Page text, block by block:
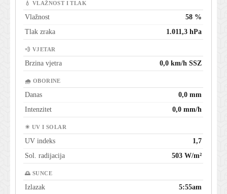
💧 VLAŽNOST I TLAK
Vlažnost
58 %
Tlak zraka
1.011,3 hPa
💨 VJETAR
Brzina vjetra 0,0 km/h SSZ
🌧 OBORINE
Danas
0,0 mm
Intenzitet
0,0 mm/h
☀ UV I SOLAR
UV indeks
1,7
Sol. radijacija
503 W/m²
🌅 SUNCE
Izlazak
5:55am